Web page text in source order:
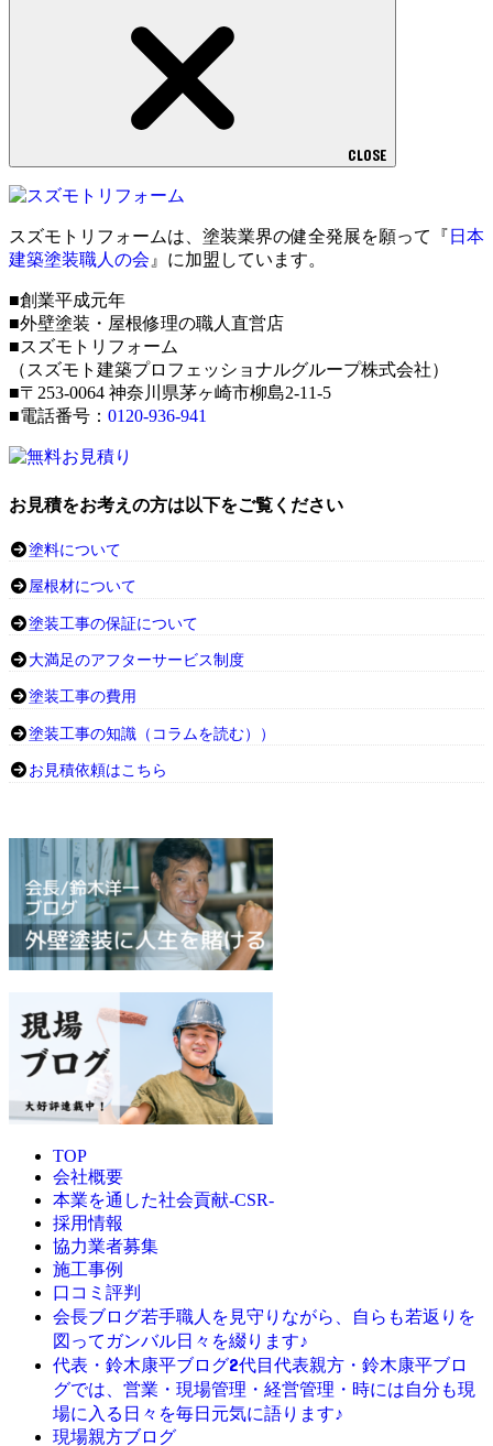
CLOSE
スズモトリフォームは、塗装業界の健全発展を願って『 日本
建築塗装職人の会 』に加盟しています。
■創業平成元年
■外壁塗装・屋根修理の職人直営店
■スズモトリフォーム
（スズモト建築プロフェッショナルグループ株式会社）
■〒253-0064 神奈川県茅ヶ崎市柳島2-11-5
■電話番号： 0120-936-941
お見積をお考えの方は以下をご覧ください
塗料について
屋根材について
塗装工事の保証について
大満足のアフターサービス制度
塗装工事の費用
塗装工事の知識（コラムを読む））
お見積依頼はこちら
TOP
会社概要
本業を通した社会貢献-CSR-
採用情報
協力業者募集
施工事例
口コミ評判
会長ブログ若手職人を見守りながら、自らも若返りを
図ってガンバル日々を綴ります♪
代表・鈴木康平ブログ2代目代表親方・鈴木康平ブロ
グでは、営業・現場管理・経営管理・時には自分も現
場に入る日々を毎日元気に語ります♪
現場親方ブログ